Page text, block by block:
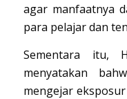
agar manfaatnya
para pelajar dan
Sementara itu,
menyatakan
mengejar